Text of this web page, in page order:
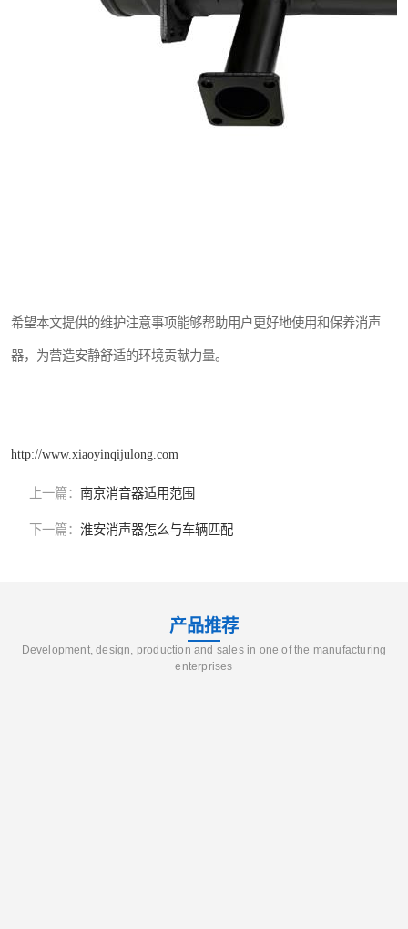
希望本文提供的维护注意事项能够帮助用户更好地使用和保养消声
器，为营造安静舒适的环境贡献力量。
http://www.xiaoyinqijulong.com
上一篇： 南京消音器适用范围
下一篇： 淮安消声器怎么与车辆匹配
产品推荐
Development, design, production and sales in one of the manufacturing
enterprises